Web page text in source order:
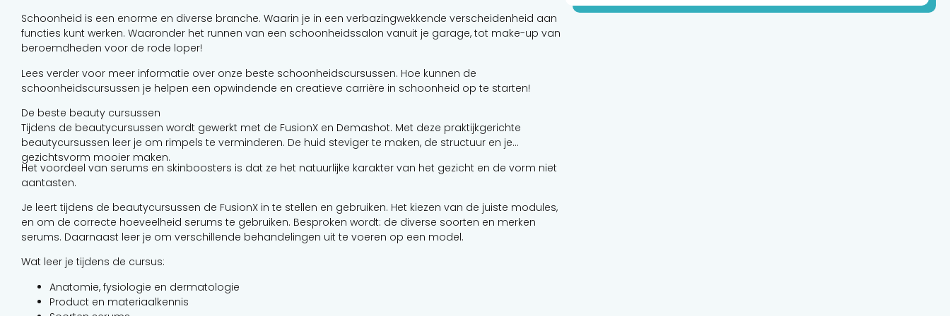
Schoonheid is een enorme en diverse branche. Waarin je in een verbazingwekkende verscheidenheid aan
functies kunt werken. Waaronder het runnen van een schoonheidssalon vanuit je garage, tot make-up van
beroemdheden voor de rode loper!
Lees verder voor meer informatie over onze beste schoonheidscursussen. Hoe kunnen de
schoonheidscursussen je helpen een opwindende en creatieve carrière in schoonheid op te starten!
De beste beauty cursussen
Tijdens de beautycursussen wordt gewerkt met de FusionX en Demashot. Met deze praktijkgerichte
beautycursussen leer je om rimpels te verminderen. De huid steviger te maken, de structuur en je
gezichtsvorm mooier maken.
Het voordeel van serums en skinboosters is dat ze het natuurlijke karakter van het gezicht en de vorm niet
aantasten.
Je leert tijdens de beautycursussen de FusionX in te stellen en gebruiken. Het kiezen van de juiste modules,
en om de correcte hoeveelheid serums te gebruiken. Besproken wordt: de diverse soorten en merken
serums. Daarnaast leer je om verschillende behandelingen uit te voeren op een model.
Wat leer je tijdens de cursus:
Anatomie, fysiologie en dermatologie
Product en materiaalkennis